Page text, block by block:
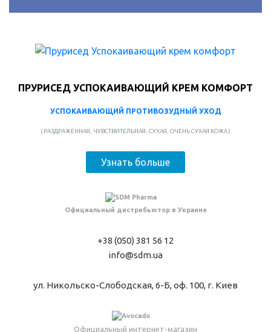
ПРУРИСЕД УСПОКАИВАЮЩИЙ КРЕМ КОМФОРТ
УСПОКАИВАЮЩИЙ ПРОТИВОЗУДНЫЙ УХОД
( РАЗДРАЖЕННАЯ, ЧУВСТВИТЕЛЬНАЯ, СУХАЯ, ОЧЕНЬ СУХАЯ КОЖА )
Узнать больше
Официальный дистрибьютор в Украине
+38 (050) 381 56 12
info@sdm.ua
ул. Никольско-Слободская, 6-Б, оф. 100, г. Киев
Официальный интернет-магазин